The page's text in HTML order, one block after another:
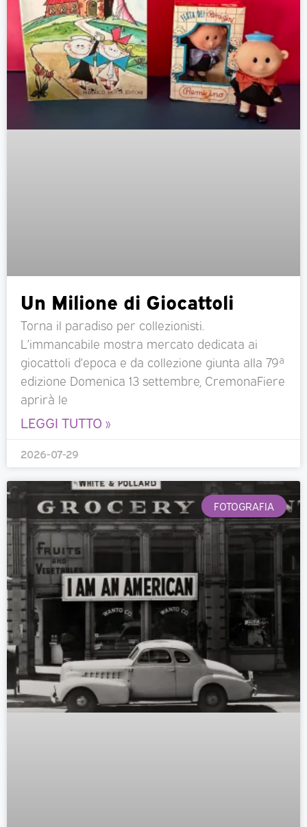
Un Milione di Giocattoli
Torna il paradiso per collezionisti.
L’immancabile mostra mercato dedicata ai
giocattoli d’epoca e da collezione giunta alla 79ª
edizione Domenica 13 settembre, CremonaFiere
aprirà le
LEGGI TUTTO »
2026-07-29
FOTOGRAFIA